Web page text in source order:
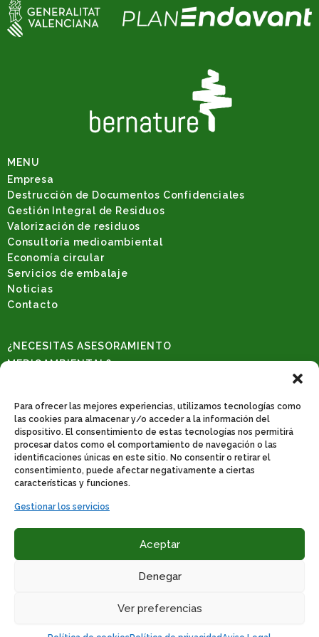
Para ofrecer las mejores experiencias, utilizamos tecnologías como
las cookies para almacenar y/o acceder a la información del
dispositivo. El consentimiento de estas tecnologías nos permitirá
procesar datos como el comportamiento de navegación o las
identificaciones únicas en este sitio. No consentir o retirar el
consentimiento, puede afectar negativamente a ciertas
características y funciones.
Gestionar los servicios
Aceptar
Denegar
Ver preferencias
MENU
Empresa
Destrucción de Documentos Confidenciales
Gestión Integral de Residuos
Valorización de residuos
Consultoría medioambiental
Economía circular
Servicios de embalaje
Noticias
Contacto
¿NECESITAS ASESORAMIENTO
MEDIOAMBIENTAL?
REDES SOCIALES
CONTACTO
Poligono industrial de catarroja. C/31, nº 522. 46470 Catarroja-Valencia.
Whatssapp: 665 170 209
Email:info@bernature.es
Política de Privacidad